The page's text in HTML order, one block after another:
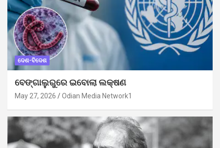
ଦେଶ-ବିଦେଶ
ବେଙ୍ଗାଲୁରୁରେ ଇବୋଲା ଲକ୍ଷଣ
May 27, 2026 Odian Media Network1